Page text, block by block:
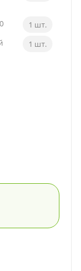
1 шт.
1 шт.